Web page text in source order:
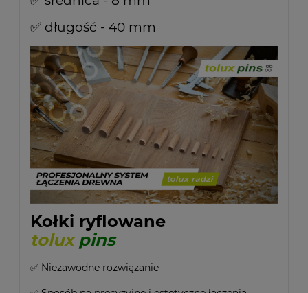
✅ długość - 40 mm
Kołki ryflowane
toluxpins
✅ Niezawodne rozwiązanie